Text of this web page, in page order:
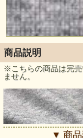
商品説明
※こちらの商品は完
ません。
▼ 商